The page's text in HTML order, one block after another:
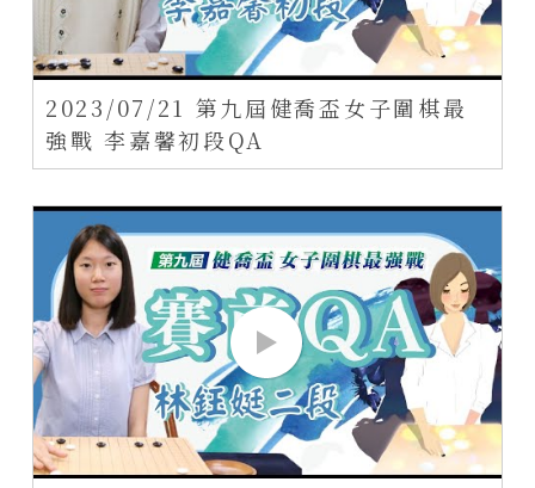
2023/07/21 第九屆健喬盃女子圍棋最
強戰 李嘉馨初段QA